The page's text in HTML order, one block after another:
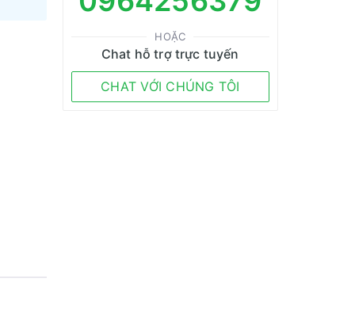
HOẶC
Chat hỗ trợ trực tuyến
CHAT VỚI CHÚNG TÔI